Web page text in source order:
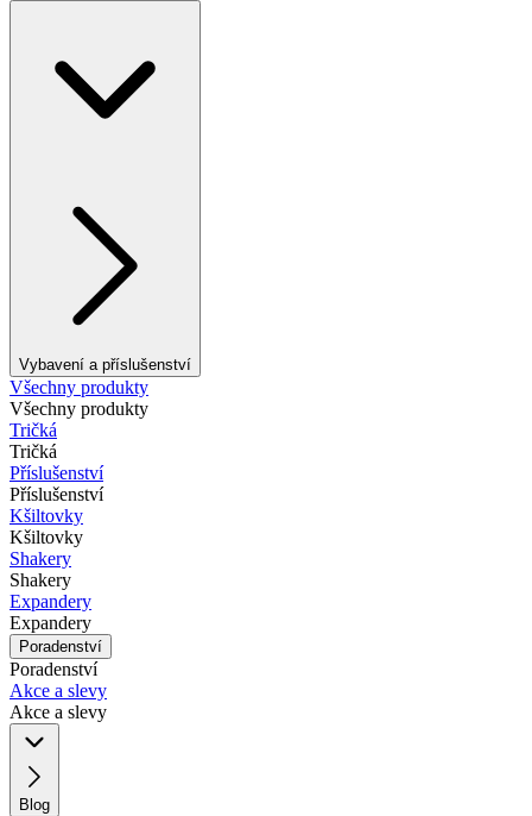
Vybavení a příslušenství
Všechny produkty
Všechny produkty
Tričká
Tričká
Příslušenství
Příslušenství
Kšiltovky
Kšiltovky
Shakery
Shakery
Expandery
Expandery
Poradenství
Poradenství
Akce a slevy
Akce a slevy
Blog